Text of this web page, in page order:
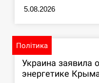
СЕРПЕНЬ
11:53
Под огнем
5.08.2026
Політика
Украина заявила
энергетике